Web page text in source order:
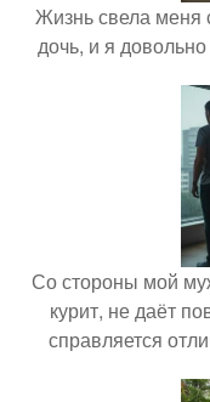
Жизнь свела меня
дочь, и я
Со стороны мой
курит, не даёт
справляется